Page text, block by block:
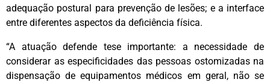
adequação postural para prevenção de lesões; e a interface
entre diferentes aspectos da deficiência física.
“A atuação defende tese importante: a necessidade de
considerar as especificidades das pessoas ostomizadas na
dispensação de equipamentos médicos em geral, não se